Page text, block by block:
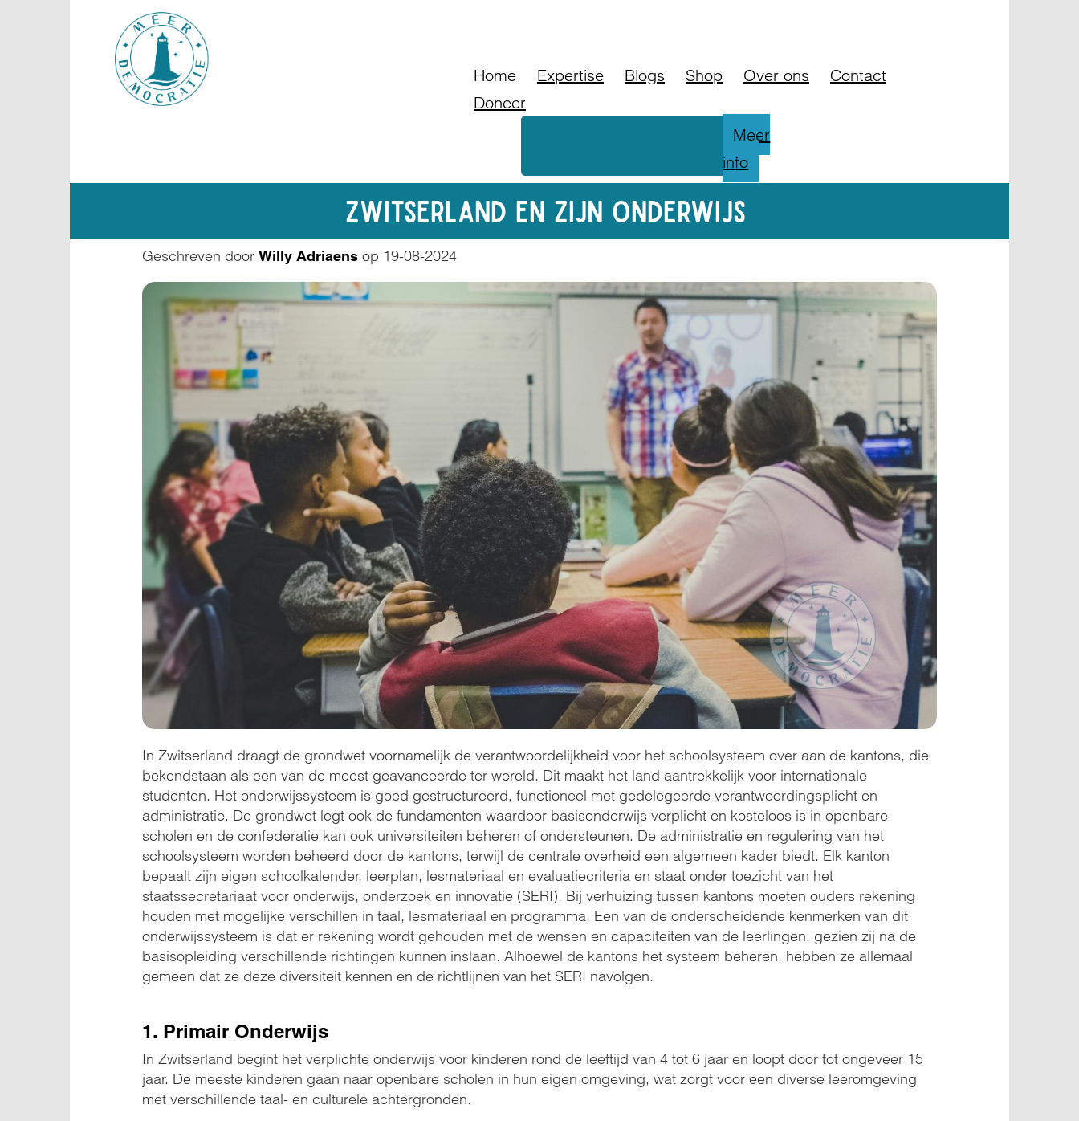
Home Expertise Blogs Shop Over ons
Contact
Doneer
Meer
info
Zwitserland en zijn onderwijs
Geschreven door Willy Adriaens op 19-08-2024
In Zwitserland draagt de grondwet voornamelijk de verantwoordelijkheid voor het schoolsysteem over aan de kantons, die
bekendstaan als een van de meest geavanceerde ter wereld. Dit maakt het land aantrekkelijk voor internationale
studenten. Het onderwijssysteem is goed gestructureerd, functioneel met gedelegeerde verantwoordingsplicht en
administratie. De grondwet legt ook de fundamenten waardoor basisonderwijs verplicht en kosteloos is in openbare
scholen en de confederatie kan ook universiteiten beheren of ondersteunen. De administratie en regulering van het
schoolsysteem worden beheerd door de kantons, terwijl de centrale overheid een algemeen kader biedt. Elk kanton
bepaalt zijn eigen schoolkalender, leerplan, lesmateriaal en evaluatiecriteria en staat onder toezicht van het
staatssecretariaat voor onderwijs, onderzoek en innovatie (SERI). Bij verhuizing tussen kantons moeten ouders rekening
houden met mogelijke verschillen in taal, lesmateriaal en programma. Een van de onderscheidende kenmerken van dit
onderwijssysteem is dat er rekening wordt gehouden met de wensen en capaciteiten van de leerlingen, gezien zij na de
basisopleiding verschillende richtingen kunnen inslaan. Alhoewel de kantons het systeem beheren, hebben ze allemaal
gemeen dat ze deze diversiteit kennen en de richtlijnen van het SERI navolgen.
1. Primair Onderwijs
In Zwitserland begint het verplichte onderwijs voor kinderen rond de leeftijd van 4 tot 6 jaar en loopt door tot ongeveer 15
jaar. De meeste kinderen gaan naar openbare scholen in hun eigen omgeving, wat zorgt voor een diverse leeromgeving
met verschillende taal- en culturele achtergronden.